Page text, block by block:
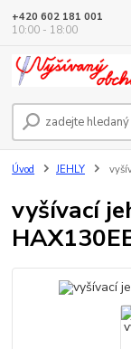
+420 602 181 001
10:00 - 18:00
Úvod JEHLY
vyšívací